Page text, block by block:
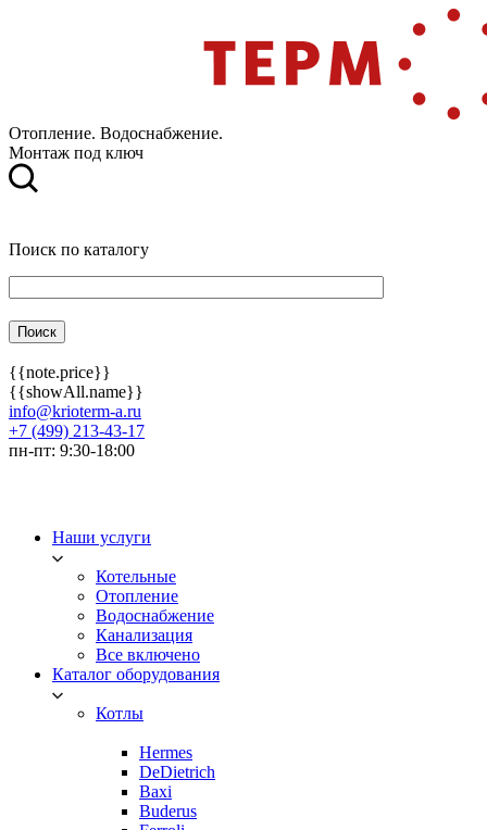
Отопление. Водоснабжение.
Монтаж под ключ
Поиск по каталогу
{{note.price}}
{{showAll.name}}
info@krioterm-a.ru
+7 (499) 213-43-17
пн-пт: 9:30-18:00
Наши услуги
Котельные
Отопление
Водоснабжение
Канализация
Все включено
Каталог оборудования
Котлы
Hermes
DeDietrich
Baxi
Buderus